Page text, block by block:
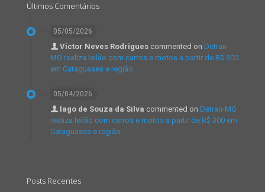
Últimos Comentários
05/05/2026
Victor Neves Rodrigues commented on Detran-
MG realiza leilão com carros e motos a partir de R$ 300
em Cataguases e região.
05/04/2026
Iago de Souza da Silva commented on Detran-MG
realiza leilão com carros e motos a partir de R$ 300 em
Cataguases e região.
Posts Recentes